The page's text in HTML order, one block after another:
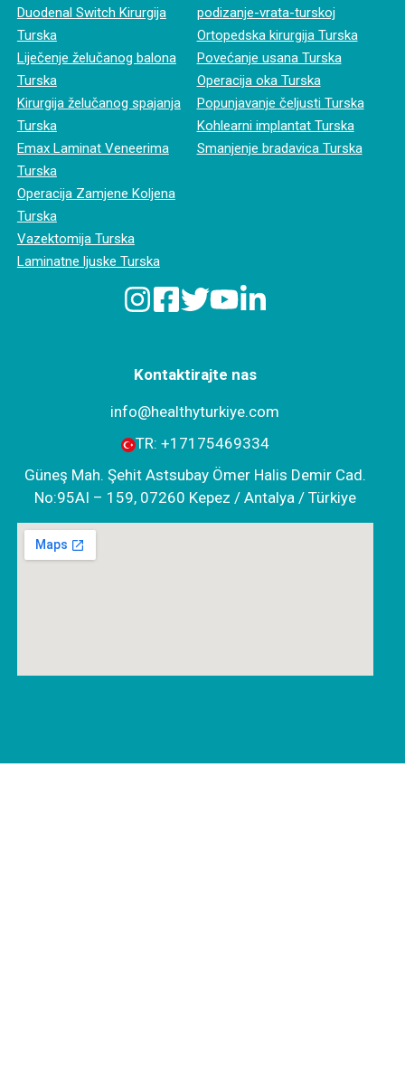
Duodenal Switch Kirurgija
Turska
Liječenje želučanog balona
Turska
Kirurgija želučanog spajanja
Turska
Emax Laminat Veneerima
Turska
Operacija Zamjene Koljena
Turska
Vazektomija Turska
Laminatne ljuske Turska
podizanje-vrata-turskoj
Ortopedska kirurgija Turska
Povećanje usana Turska
Operacija oka Turska
Popunjavanje čeljusti Turska
Kohlearni implantat Turska
Smanjenje bradavica Turska
Kontaktirajte nas
info@healthyturkiye.com
TR: +‪17175469334‬
Güneş Mah. Şehit Astsubay Ömer Halis Demir Cad.
No:95AI – 159, 07260 Kepez / Antalya / Türkiye